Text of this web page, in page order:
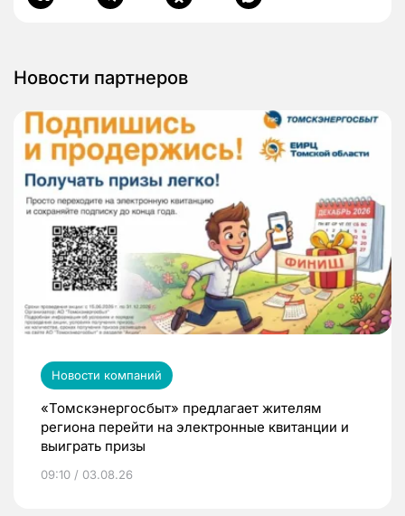
Новости партнеров
Новости компаний
«Томскэнергосбыт» предлагает жителям
региона перейти на электронные квитанции и
выиграть призы
09:10 / 03.08.26